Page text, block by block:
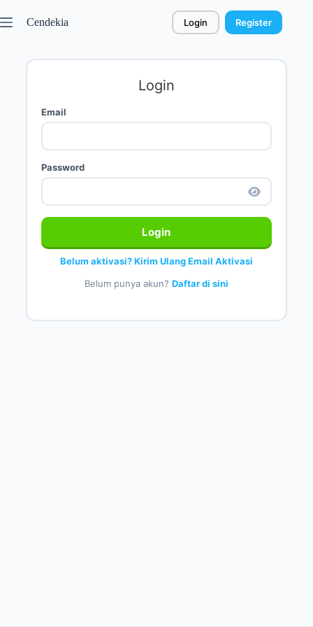
Cendekia Login Register
Login
Email
Password
Login
Belum aktivasi? Kirim Ulang Email Aktivasi
Belum punya akun? Daftar di sini